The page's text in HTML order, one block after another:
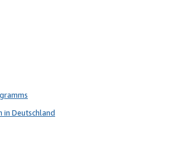
in Deutschland